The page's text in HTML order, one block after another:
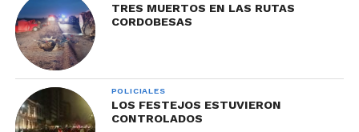
TRES MUERTOS EN LAS RUTAS
CORDOBESAS
POLICIALES
LOS FESTEJOS ESTUVIERON
CONTROLADOS